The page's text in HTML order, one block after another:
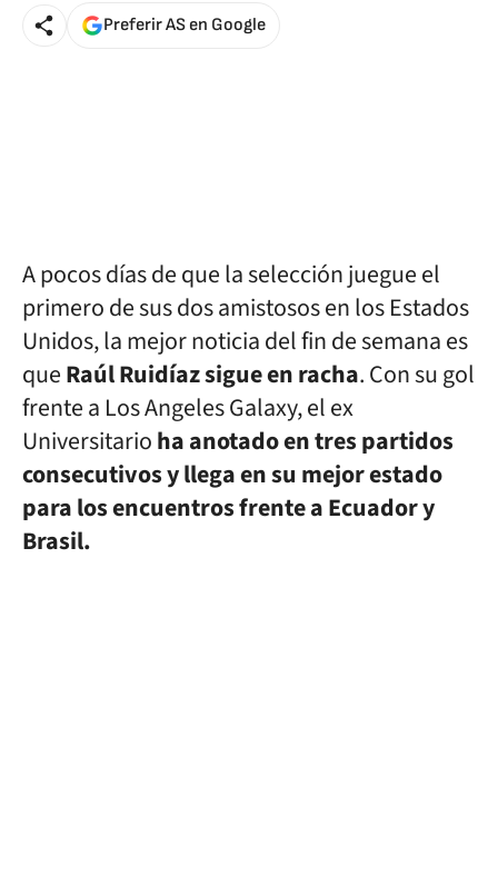
Preferir AS en Google
A pocos días de que la selección juegue el
primero de sus dos amistosos en los Estados
Unidos, la mejor noticia del fin de semana es
queRaúl Ruidíaz sigue en racha. Con su gol
frente a Los Angeles Galaxy, el ex
Universitarioha anotado en tres partidos
consecutivos y llega en su mejor estado
para los encuentros frente a Ecuador y
Brasil.